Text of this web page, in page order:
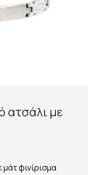
ατσάλι με
φινίρισμα